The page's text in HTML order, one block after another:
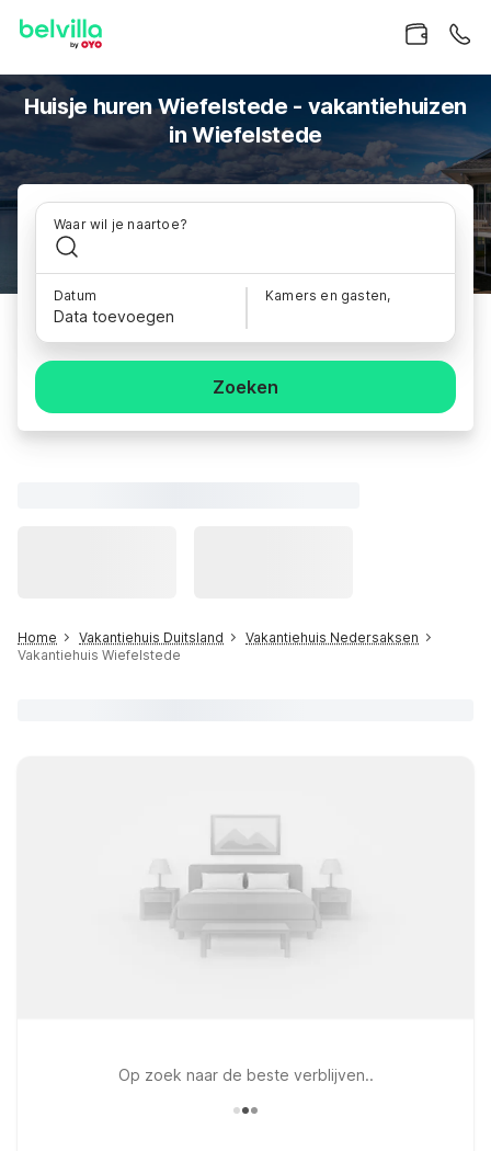
Huisje huren Wiefelstede - vakantiehuizen
in Wiefelstede
Waar wil je naartoe?
Datum
Data toevoegen
Kamers en gasten,
Zoeken
Home Vakantiehuis Duitsland
Vakantiehuis Nedersaksen
Vakantiehuis Wiefelstede
Op zoek naar de beste verblijven..